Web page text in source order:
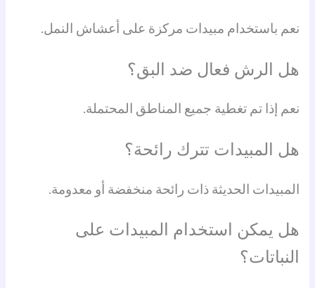
نعم باستخدام مبيدات مركزة على أعشاش النمل.
هل الرش فعال ضد البق؟
نعم إذا تم تغطية جميع المناطق المحتملة.
هل المبيدات تترك رائحة؟
المبيدات الحديثة ذات رائحة منخفضة أو معدومة.
هل يمكن استخدام المبيدات على
النباتات؟